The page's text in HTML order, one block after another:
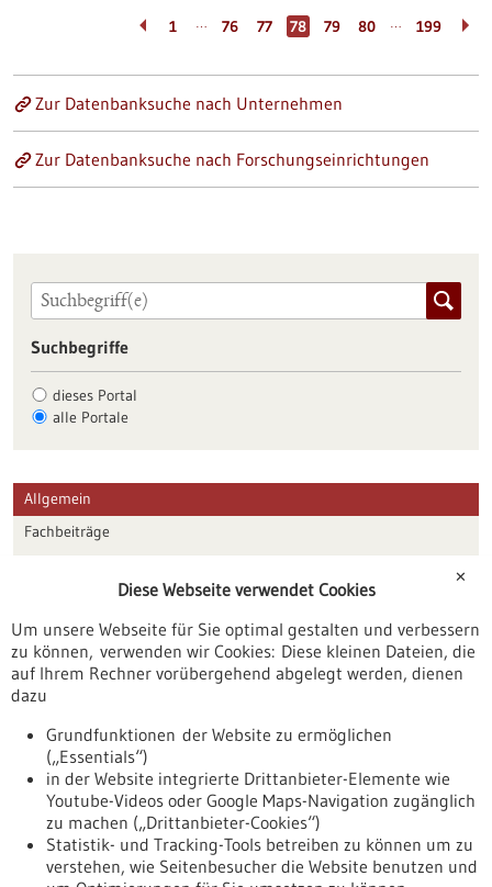
1 … 76 77 78 79 80 … 199
Zur Datenbanksuche nach Unternehmen
Zur Datenbanksuche nach Forschungseinrichtungen
Suchbegriffe
dieses Portal
alle Portale
Allgemein
Fachbeiträge
Veranstaltungen
Erscheinungsdatum
✕
Diese Webseite verwendet Cookies
Um unsere Webseite für Sie optimal gestalten und verbessern
zu können, verwenden wir Cookies: Diese kleinen Dateien, die
auf Ihrem Rechner vorübergehend abgelegt werden, dienen
dazu
Grundfunktionen der Website zu ermöglichen
(„Essentials“)
in der Website integrierte Drittanbieter-Elemente wie
Youtube-Videos oder Google Maps-Navigation zugänglich
zu machen („Drittanbieter-Cookies“)
Statistik- und Tracking-Tools betreiben zu können um zu
verstehen, wie Seitenbesucher die Website benutzen und